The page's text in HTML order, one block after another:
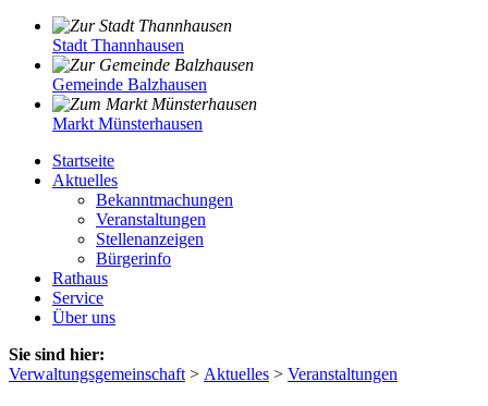
Stadt Thannhausen
Gemeinde Balzhausen
Markt Münsterhausen
Startseite
Aktuelles
Bekanntmachungen
Veranstaltungen
Stellenanzeigen
Bürgerinfo
Rathaus
Service
Über uns
Sie sind hier:
Verwaltungsgemeinschaft > Aktuelles > Veranstaltungen